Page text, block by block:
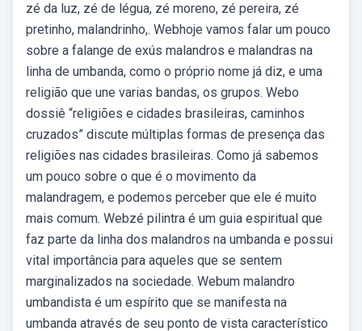
zé da luz, zé de légua, zé moreno, zé pereira, zé
pretinho, malandrinho,. Webhoje vamos falar um pouco
sobre a falange de exús malandros e malandras na
linha de umbanda, como o próprio nome já diz, e uma
religião que une varias bandas, os grupos. Webo
dossiê “religiões e cidades brasileiras, caminhos
cruzados” discute múltiplas formas de presença das
religiões nas cidades brasileiras. Como já sabemos
um pouco sobre o que é o movimento da
malandragem, e podemos perceber que ele é muito
mais comum. Webzé pilintra é um guia espiritual que
faz parte da linha dos malandros na umbanda e possui
vital importância para aqueles que se sentem
marginalizados na sociedade. Webum malandro
umbandista é um espírito que se manifesta na
umbanda através de seu ponto de vista característico